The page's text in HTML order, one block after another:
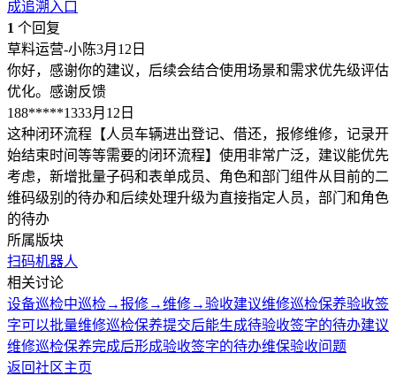
成追溯入口
1 个回复
草料运营-小陈3月12日
你好，感谢你的建议，后续会结合使用场景和需求优先级评估
优化。感谢反馈
188*****1333月12日
这种闭环流程【人员车辆进出登记、借还，报修维修，记录开
始结束时间等等需要的闭环流程】使用非常广泛，建议能优先
考虑，新增批量子码和表单成员、角色和部门组件从目前的二
维码级别的待办和后续处理升级为直接指定人员，部门和角色
的待办
所属版块
扫码机器人
相关讨论
设备巡检中巡检→报修→维修→验收建议维修巡检保养验收签
字可以批量维修巡检保养提交后能生成待验收签字的待办建议
维修巡检保养完成后形成验收签字的待办维保验收问题
返回社区主页